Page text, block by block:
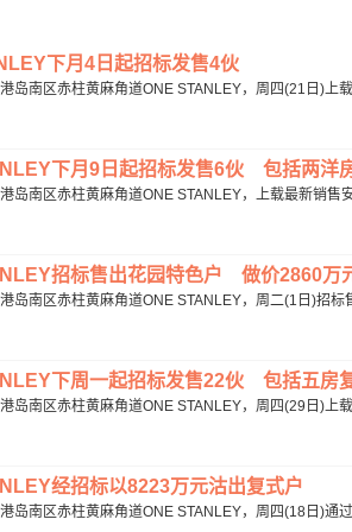
下月4日起招标发售4伙
岛南区赤柱黄麻角道ONE STANLEY，周四(21日)
下月9日起招标发售6伙 包括两洋
岛南区赤柱黄麻角道ONE STANLEY，上载最新销
招标售出花园特色户 做价2860万
岛南区赤柱黄麻角道ONE STANLEY，周二(1日)招
下周一起招标发售22伙 包括五房
岛南区赤柱黄麻角道ONE STANLEY，周四(29日)
经招标以8223万元沽出复式户
岛南区赤柱黄麻角道ONE STANLEY，周四(18日)